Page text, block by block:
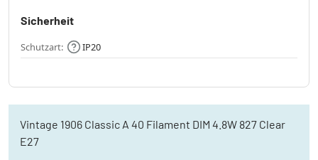
Sicherheit
Schutzart: IP20
Vintage 1906 Classic A 40 Filament DIM 4.8W 827 Clear
E27